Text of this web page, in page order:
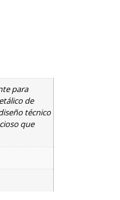
para
de
técnico
que